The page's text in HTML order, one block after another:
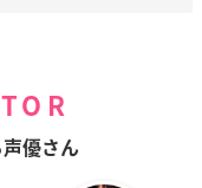
優さん